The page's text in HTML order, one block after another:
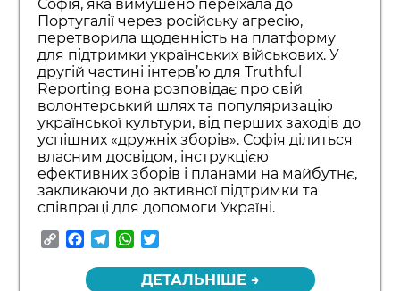
Софія, яка вимушено переїхала до
Португалії через російську агресію,
перетворила щоденність на платформу
для підтримки українських військових. У
другій частині інтерв’ю для Truthful
Reporting вона розповідає про свій
волонтерський шлях та популяризацію
української культури, від перших заходів до
успішних «дружніх зборів». Софія ділиться
власним досвідом, інструкцією
ефективних зборів і планами на майбутнє,
закликаючи до активної підтримки та
співпраці для допомоги Україні.
CopyFacebook
TelegramWhatsApp
ДЕТАЛЬНІШЕ →